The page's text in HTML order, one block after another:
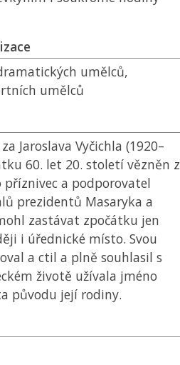
umělců,
umělců
Jaroslava Vyčichla (1920–
60. let 20. století vězněn z
a podporovatel
prezidentů Masaryka a
zastávat zpočátku jen
i úřednické místo. Svou
a ctil a plně souhlasil s
životě užívala jméno
původu její rodiny.